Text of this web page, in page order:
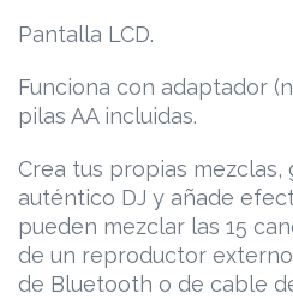
Pantalla LCD.
Funciona con adaptador
pilas AA incluidas.
Crea tus propias mezclas,
auténtico DJ y añade
pueden mezclar las 15
de un reproductor
de Bluetooth o de cable